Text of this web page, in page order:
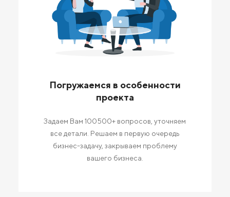
Погружаемся в особенности
проекта
Задаем Вам 100500+ вопросов, уточняем
все детали. Решаем в первую очередь
бизнес-задачу, закрываем проблему
вашего бизнеса.